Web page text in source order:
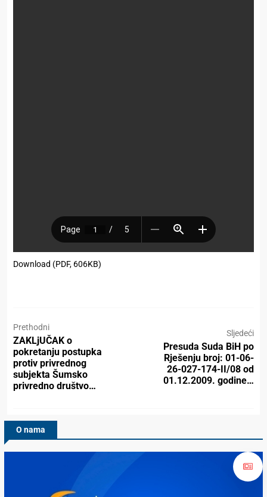
Download (PDF, 606KB)
Prethodni
ZAKLjUČAK o
pokretanju postupka
protiv privrednog
subjekta Šumsko
privredno društvo…
Sljedeći
Presuda Suda BiH po
Rješenju broj: 01-06-
26-027-174-II/08 od
01.12.2009. godine…
O nama